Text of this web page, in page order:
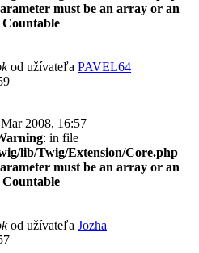
must be an array or an
od užívateľa PAVEL64
2008, 16:57
: in file
lib/Twig/Extension/Core.php
must be an array or an
od užívateľa Jozha